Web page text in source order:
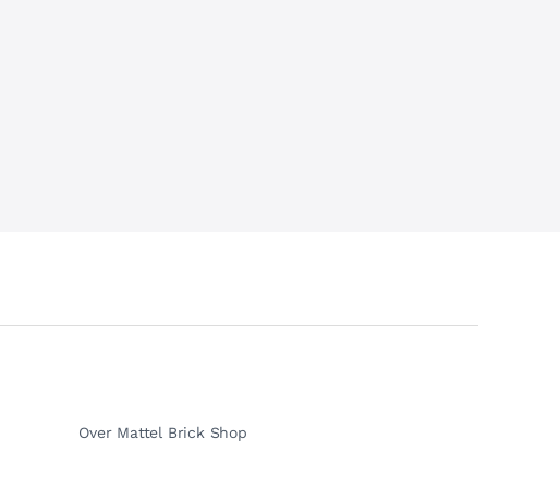
Over Mattel Brick Shop